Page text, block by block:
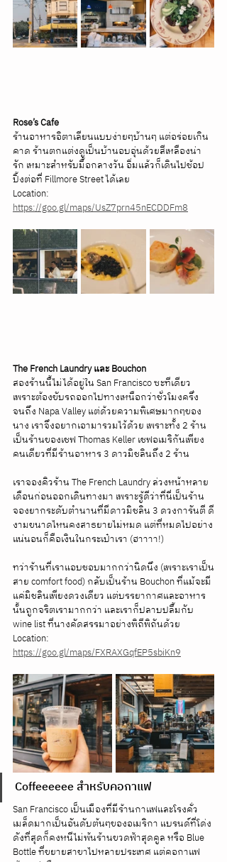
Rose’s Cafe
ร้านอาหารอิตาเลียนแบบง่ายๆบ้านๆ แต่อร่อยเกิน
คาด ร้านตกแต่งดูเป็นบ้านอบอุ่นด้วยสีเหลืองน่า
รัก เหมาะสำหรับมื้อกลางวัน อิ่มแล้วก็เดินไปช้อป
ปิ้งต่อที่ Fillmore Street ได้เลย
Location:
https://goo.gl/maps/UsZ7prn45nECDDFm8
The French Laundry และ Bouchon
สองร้านนี้ไม่ได้อยู่ใน San Francisco ซะทีเดียว
เพราะต้องขับรถออกไปทางเหนือกว่าชั่วโมงครึ่ง
จนถึง Napa Valley แต่ด้วยความพิเศษมากๆของ
นาง เราจึงอยากเอามารวมไว้ด้วย เพราะทั้ง 2 ร้าน
เป็นร้านของเชฟ Thomas Keller เชฟอเมริกันเพียง
คนเดียวที่มีร้านอาหาร 3 ดาวมิชลินถึง 2 ร้าน
เราจองคิวร้าน The French Laundry ล่วงหน้าหลาย
เดือนก่อนออกเดินทางมา เพราะรู้ดีว่าที่นี่เป็นร้าน
จองยากระดับตำนานที่มีดาวมิชลิน 3 ดวงการันตี ดี
งามขนาดไหนคงสาธยายไม่หมด แต่ที่หมดไปอย่าง
แน่นอนก็คือเงินในกระเป๋าเรา (ฮาาาา!)
ทว่าร้านที่เราแอบชอบมากกว่านิดนึง (เพราะเราเป็น
สาย comfort food) กลับเป็นร้าน Bouchon ที่แม้จะมี
แค่มิชลินเพียงดวงเดียว แต่บรรยากาศและอาหาร
นั้นถูกจริตเรามากกว่า และเราก็ปลาบปลื้มกับ
wine list ที่นางคัดสรรมาอย่างพิถีพิถันด้วย
Location:
https://goo.gl/maps/FXRAXGqfEP5sbiKn9
Coffeeeeee สำหรับคอกาแฟ
San Francisco เป็นเมืองที่มีร้านกาแฟและโรงคั่ว
เมล็ดมากเป็นอันดับต้นๆของอเมริกา แบรนด์ที่โด่ง
ดังที่สุดก็คงหนีไม่พ้นร้านขวดฟ้าสุดคูล หรือ Blue
Bottle ที่ขยายสาขาไปหลายประเทศ แต่คอกาแฟ